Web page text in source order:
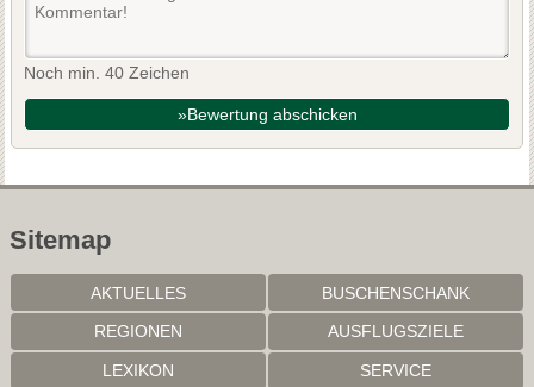
Noch min. 40 Zeichen
»Bewertung abschicken
Sitemap
AKTUELLES BUSCHENSCHANK
REGIONEN AUSFLUGSZIELE
LEXIKON SERVICE